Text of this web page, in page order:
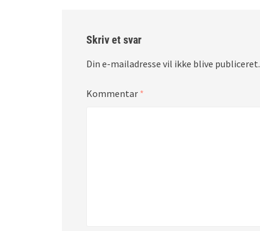
Skriv et svar
Din e-mailadresse vil ikke blive publiceret.
Kommentar *